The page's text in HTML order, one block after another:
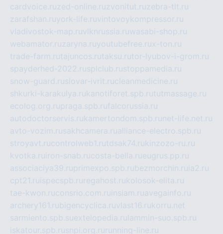
cardvoice.ruzed-online.ruzvonitut.ruzebra-tlt.ru
zarafshan.ruyork-life.ruvintovoykompressor.ru
vladivostok-map.ruvlknrussia.ruwasabi-shop.ru
webamator.ruzaryna.ruyoutubefree.rux-ton.ru
trade-farm.rutajuncos.rutaksu.rutor-lyubov-i-grom.ru
spayderhed-2022.rusplclub.rustoppamedia.ru
snow-guard.ruslovar-ivrit.rucleanmedicine.ru
shkurki-karakulya.rukanotiforet.spb.rututmassage.ru
ecolog.org.rupraga.spb.rufalcorussia.ru
autodoctorservis.rukamertondom.spb.ru net-life.net.ru
avto-vozim.rusakhcamera.rualliance-electro.spb.ru
stroyavt.rucontrolweb1.rutdsak74.rukinzozo-ru.ru
kvotka.ru iron-snab.rucosta-bella.rueugrus.pp.ru
associaciya39.ruprimexpo.spb.rubezmorchin.ru ia2.ru
cpt21.ru ispecspb.ru regahost.rukolosok-elita.ru
tae-kwon.ruconsrio.com.ru insiam.ruavegainfo.ru
archery161.rubigencyclica.ruvlast16.rukorru.net
sarmiento.spb.suextelopedia.ru lammin-suo.spb.ru
iskatour.spb.rusnpi.org.ru running-line.ru